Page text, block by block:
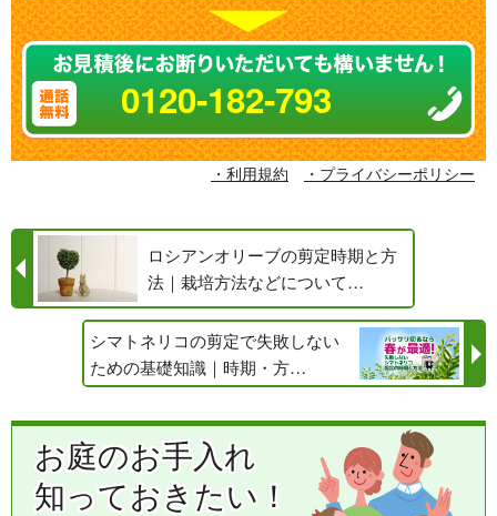
0120-182-793
・利用規約 ・プライバシーポリシー
ロシアンオリーブの剪定時期と方
法｜栽培方法などについて…
シマトネリコの剪定で失敗しない
ための基礎知識｜時期・方…
お庭のお手入れ
知っておきたい！